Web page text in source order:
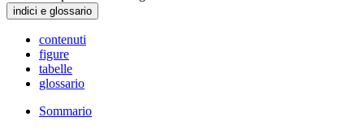
indici e glossario
contenuti
figure
tabelle
glossario
Sommario